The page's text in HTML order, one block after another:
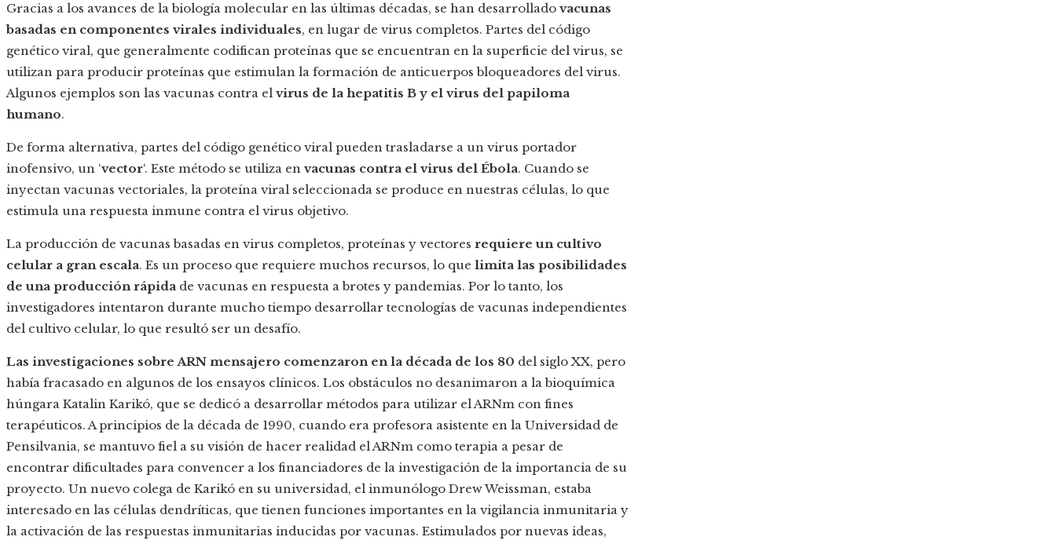
Gracias a los avances de la biología molecular en las últimas décadas, se han desarrollado vacunas
basadas en componentes virales individuales, en lugar de virus completos. Partes del código
genético viral, que generalmente codifican proteínas que se encuentran en la superficie del virus, se
utilizan para producir proteínas que estimulan la formación de anticuerpos bloqueadores del virus.
Algunos ejemplos son las vacunas contra el virus de la hepatitis B y el virus del papiloma
humano.
De forma alternativa, partes del código genético viral pueden trasladarse a un virus portador
inofensivo, un ‘vector‘. Este método se utiliza en vacunas contra el virus del Ébola. Cuando se
inyectan vacunas vectoriales, la proteína viral seleccionada se produce en nuestras células, lo que
estimula una respuesta inmune contra el virus objetivo.
La producción de vacunas basadas en virus completos, proteínas y vectores requiere un cultivo
celular a gran escala. Es un proceso que requiere muchos recursos, lo que limita las posibilidades
de una producción rápida de vacunas en respuesta a brotes y pandemias. Por lo tanto, los
investigadores intentaron durante mucho tiempo desarrollar tecnologías de vacunas independientes
del cultivo celular, lo que resultó ser un desafío.
Las investigaciones sobre ARN mensajero comenzaron en la década de los 80 del siglo XX, pero
había fracasado en algunos de los ensayos clínicos. Los obstáculos no desanimaron a la bioquímica
húngara Katalin Karikó, que se dedicó a desarrollar métodos para utilizar el ARNm con fines
terapéuticos. A principios de la década de 1990, cuando era profesora asistente en la Universidad de
Pensilvania, se mantuvo fiel a su visión de hacer realidad el ARNm como terapia a pesar de
encontrar dificultades para convencer a los financiadores de la investigación de la importancia de su
proyecto. Un nuevo colega de Karikó en su universidad, el inmunólogo Drew Weissman, estaba
interesado en las células dendríticas, que tienen funciones importantes en la vigilancia inmunitaria y
la activación de las respuestas inmunitarias inducidas por vacunas. Estimulados por nuevas ideas,